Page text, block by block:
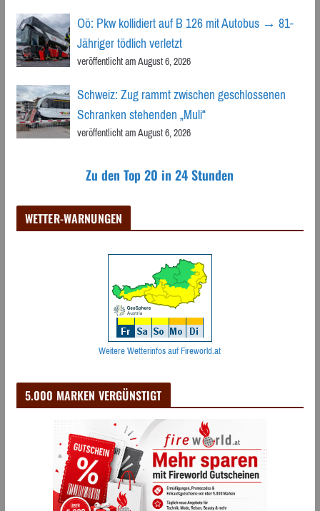
Oö: Pkw kollidiert auf B 126 mit Autobus → 81-
Jähriger tödlich verletzt
veröffentlicht am August 6, 2026
Schweiz: Zug rammt zwischen geschlossenen
Schranken stehenden „Muli“
veröffentlicht am August 6, 2026
Zu den Top 20 in 24 Stunden
WETTER-WARNUNGEN
Weitere Wetterinfos auf Fireworld.at
5.000 MARKEN VERGÜNSTIGT